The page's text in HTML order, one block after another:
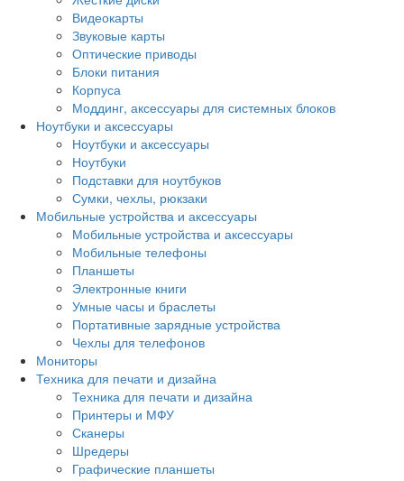
Видеокарты
Звуковые карты
Оптические приводы
Блоки питания
Корпуса
Моддинг, аксессуары для системных блоков
Ноутбуки и аксессуары
Ноутбуки и аксессуары
Ноутбуки
Подставки для ноутбуков
Сумки, чехлы, рюкзаки
Мобильные устройства и аксессуары
Мобильные устройства и аксессуары
Мобильные телефоны
Планшеты
Электронные книги
Умные часы и браслеты
Портативные зарядные устройства
Чехлы для телефонов
Мониторы
Техника для печати и дизайна
Техника для печати и дизайна
Принтеры и МФУ
Сканеры
Шредеры
Графические планшеты